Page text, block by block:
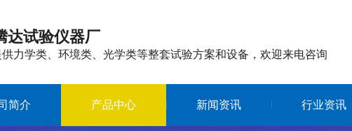
达试验仪器厂
力学类、环境类、光学类等整套试验方案和设备，欢迎来电咨询
简介 产品中心 新闻资讯 行业资讯